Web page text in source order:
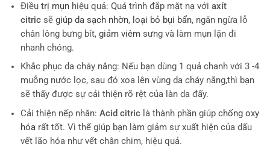
Điều trị mụnhiệu quả: Quá trình đắp mặt nạ với axít
citricsẽ giúp da sạch nhờn,loại bỏ bụi bẩn, ngăn ngừa lỗ
chân lông bưng bít, giảm viêmsưng và làm mụn lặn đi
nhanh chóng.
Khắc phục da cháy nắng: Nếu bạn dùng 1 quả chanh với 3 -4
muỗng nước lọc, sau đó xoa lên vùng da cháy nắng,thì bạn
sẽ thấy được sự cải thiện rõ rệt của làn da đấy.
Cải thiện nếp nhăn: Acid citriclà thành phần giúpchống oxy
hóarất tốt. Vì thế giúp bạn làm giảm sự xuất hiện của dấu
vết lão hóa như vết chân chim, hiệu quả.